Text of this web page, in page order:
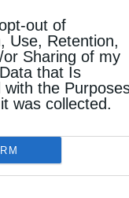
out of
Use, Retention,
or Sharing of my
that Is
with the
was collected.
Κυνουρίας. «Αν
μειώσουν τη
και
αντέξουμε ή θα
σημειώνει ο